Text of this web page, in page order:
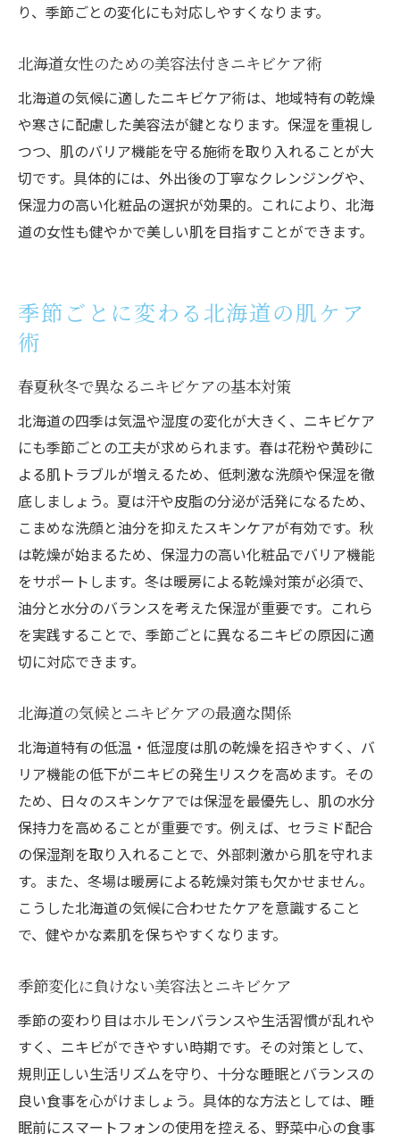
り、季節ごとの変化にも対応しやすくなります。
北海道女性のための美容法付きニキビケア術
北海道の気候に適したニキビケア術は、地域特有の乾燥
や寒さに配慮した美容法が鍵となります。保湿を重視し
つつ、肌のバリア機能を守る施術を取り入れることが大
切です。具体的には、外出後の丁寧なクレンジングや、
保湿力の高い化粧品の選択が効果的。これにより、北海
道の女性も健やかで美しい肌を目指すことができます。
季節ごとに変わる北海道の肌ケア
術
春夏秋冬で異なるニキビケアの基本対策
北海道の四季は気温や湿度の変化が大きく、ニキビケア
にも季節ごとの工夫が求められます。春は花粉や黄砂に
よる肌トラブルが増えるため、低刺激な洗顔や保湿を徹
底しましょう。夏は汗や皮脂の分泌が活発になるため、
こまめな洗顔と油分を抑えたスキンケアが有効です。秋
は乾燥が始まるため、保湿力の高い化粧品でバリア機能
をサポートします。冬は暖房による乾燥対策が必須で、
油分と水分のバランスを考えた保湿が重要です。これら
を実践することで、季節ごとに異なるニキビの原因に適
切に対応できます。
北海道の気候とニキビケアの最適な関係
北海道特有の低温・低湿度は肌の乾燥を招きやすく、バ
リア機能の低下がニキビの発生リスクを高めます。その
ため、日々のスキンケアでは保湿を最優先し、肌の水分
保持力を高めることが重要です。例えば、セラミド配合
の保湿剤を取り入れることで、外部刺激から肌を守れま
す。また、冬場は暖房による乾燥対策も欠かせません。
こうした北海道の気候に合わせたケアを意識すること
で、健やかな素肌を保ちやすくなります。
季節変化に負けない美容法とニキビケア
季節の変わり目はホルモンバランスや生活習慣が乱れや
すく、ニキビができやすい時期です。その対策として、
規則正しい生活リズムを守り、十分な睡眠とバランスの
良い食事を心がけましょう。具体的な方法としては、睡
眠前にスマートフォンの使用を控える、野菜中心の食事